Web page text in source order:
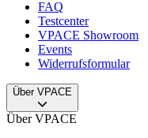
FAQ
Testcenter
VPACE Showroom
Events
Widerrufsformular
Über VPACE
Über VPACE